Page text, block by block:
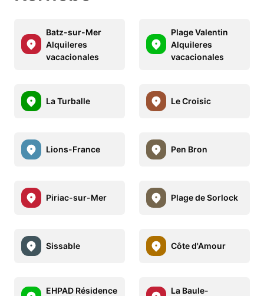
Batz-sur-Mer
Alquileres
vacacionales
Plage Valentin
Alquileres
vacacionales
La Turballe Le Croisic
Lions-France Pen Bron
Piriac-sur-Mer Plage de Sorlock
Sissable Côte d'Amour
EHPAD Résidence
La Baule-